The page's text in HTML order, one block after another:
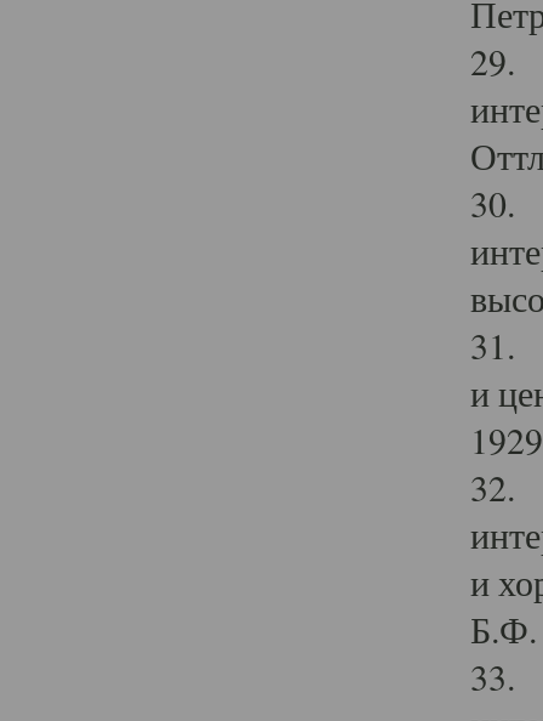
29.
30.
31.
и
32.
и
Б.Ф.
33.